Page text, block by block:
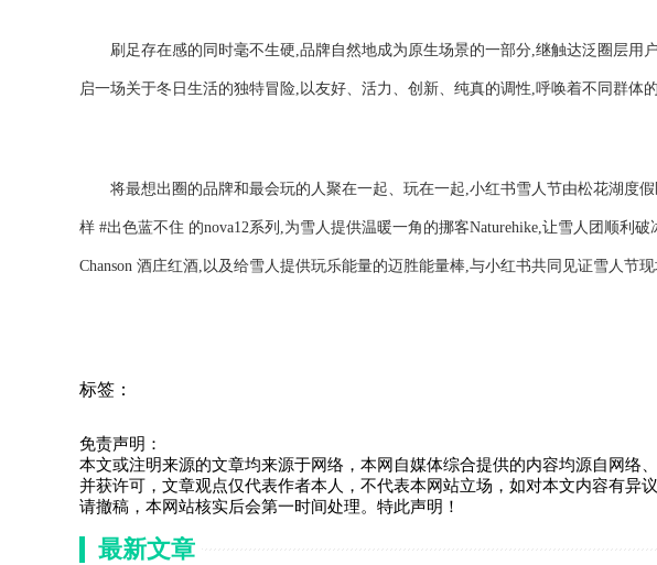
刷足存在感的同时毫不生硬,品牌自然地成为原生场景的一部分,继触达泛圈层用
启一场关于冬日生活的独特冒险,以友好、活力、创新、纯真的调性,呼唤着不同群体
将最想出圈的品牌和最会玩的人聚在一起、玩在一起,小红书雪人节由松花湖度
样 #出色蓝不住 的nova12系列,为雪人提供温暖一角的挪客Naturehike,让雪人团顺利
Chanson 酒庄红酒,以及给雪人提供玩乐能量的迈胜能量棒,与小红书共同见证雪人节现
标签：
免责声明：
本文或注明来源的文章均来源于网络，本网自媒体综合提供的内容均源自网络
并获许可，文章观点仅代表作者本人，不代表本网站立场，如对本文内容有异
请撤稿，本网站核实后会第一时间处理。特此声明！
最新文章